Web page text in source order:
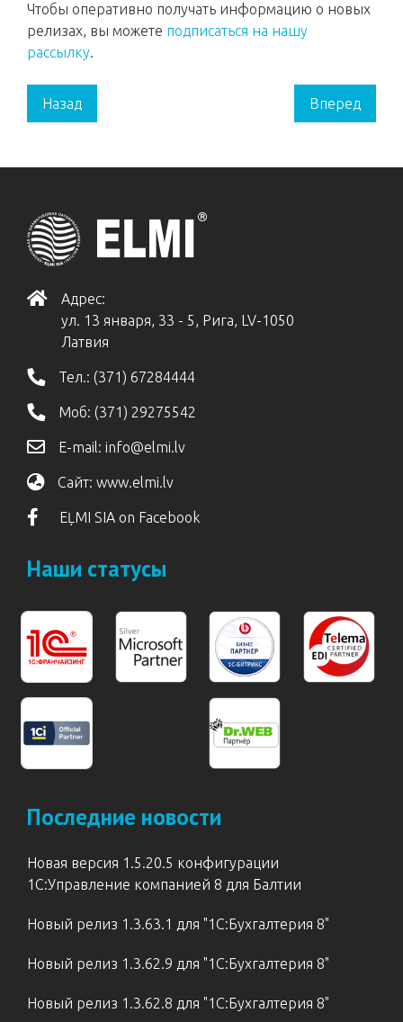
Чтобы оперативно получать информацию о новых
релизах, вы можете подписаться на нашу
рассылку.
Назад Вперед
Адрес:
ул. 13 января, 33 - 5, Рига, LV-1050
Латвия
Тел.: (371) 67284444
Моб: (371) 29275542
E-mail: info@elmi.lv
Сайт: www.elmi.lv
EĻMI SIA on Facebook
Наши статусы
Последние новости
Новая версия 1.5.20.5 конфигурации
1С:Управление компанией 8 для Балтии
Новый релиз 1.3.63.1 для "1С:Бухгалтерия 8"
Новый релиз 1.3.62.9 для "1С:Бухгалтерия 8"
Новый релиз 1.3.62.8 для "1С:Бухгалтерия 8"